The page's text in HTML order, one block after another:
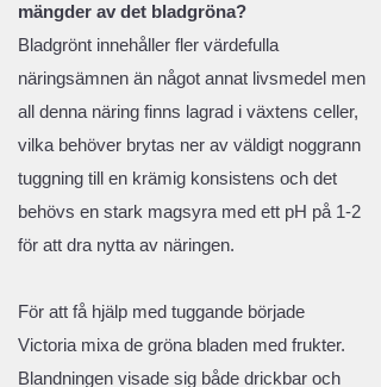
mängder av det bladgröna?
Bladgrönt innehåller fler värdefulla
näringsämnen än något annat livsmedel men
all denna näring finns lagrad i växtens celler,
vilka behöver brytas ner av väldigt noggrann
tuggning till en krämig konsistens och det
behövs en stark magsyra med ett pH på 1-2
för att dra nytta av näringen.
För att få hjälp med tuggande började
Victoria mixa de gröna bladen med frukter.
Blandningen visade sig både drickbar och